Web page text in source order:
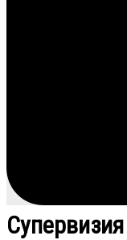
Супервизия